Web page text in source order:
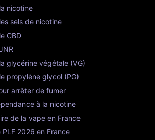
nicotine
sels de nicotine
CBD
glycérine végétale (VG)
propylène glycol (PG)
arrêter de fumer
à la nicotine
de la vape en France
2026 en France